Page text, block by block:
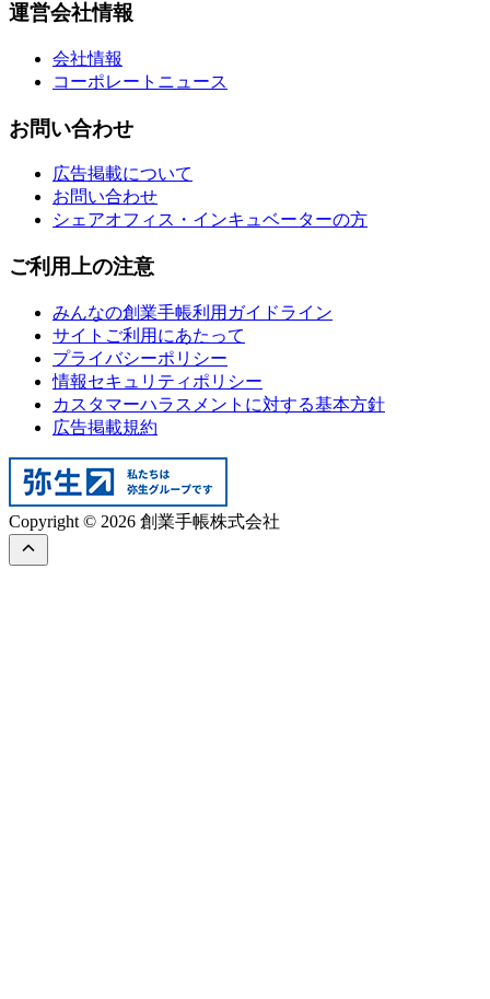
運営会社情報
会社情報
コーポレートニュース
お問い合わせ
広告掲載について
お問い合わせ
シェアオフィス・インキュベーターの方
ご利用上の注意
みんなの創業手帳利用ガイドライン
サイトご利用にあたって
プライバシーポリシー
情報セキュリティポリシー
カスタマーハラスメントに対する基本方針
広告掲載規約
Copyright © 2026 創業手帳株式会社